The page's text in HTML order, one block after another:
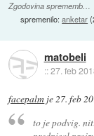
Zgodovina sprememb…
spremenilo:anketar(
matobeli
::27. feb
facepalm je27. feb
to je podvig.